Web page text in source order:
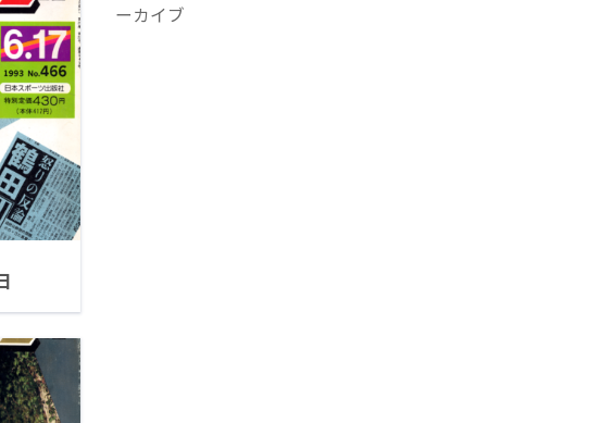
ーカイブ